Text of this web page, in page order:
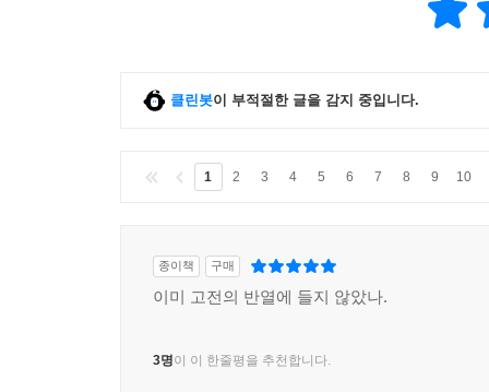
클린봇이 부적절한 글을 감지 중입니다.
1 2 3 4 5 6 7 8 9 10
종이책 구매
이미 고전의 반열에 들지 않았나.
3명이 이 한줄평을 추천합니다.